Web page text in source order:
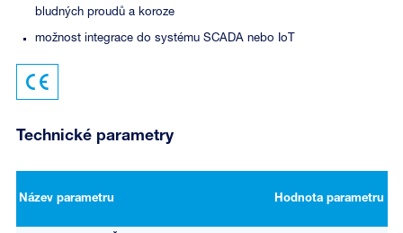
bludných proudů a koroze
možnost integrace do systému SCADA nebo IoT
Technické parametry
Název parametru Hodnota parametru